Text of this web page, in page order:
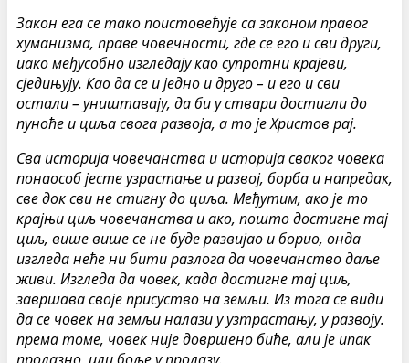
Закон ега се тако поистовећује са законом правог
хуманизма, праве човечности, где се его и сви други,
иако међусобно изгледају као супротни крајеви,
сједињују. Као да се и једно и друго – и его и сви
остали – уништавају, да би у ствари достигли до
пуноће и циља свога развоја, а то је Христов рај.
Сва историја човечанства и историја сваког човека
понаособ јесте узрастање и развој, борба и напредак,
све док сви не стигну до циља. Међутим, ако је то
крајњи циљ човечанства и ако, пошто достигне тај
циљ, више више се не буде развијао и борио, онда
изгледа неће ни бити разлога да човечанство даље
живи. Изгледа да човек, када достигне тај циљ,
завршава своје присуство на земљи. Из тога се види
да се човек на земљи налази у узтрастању, у развоју.
према томе, човек није довршено биће, али је ипак